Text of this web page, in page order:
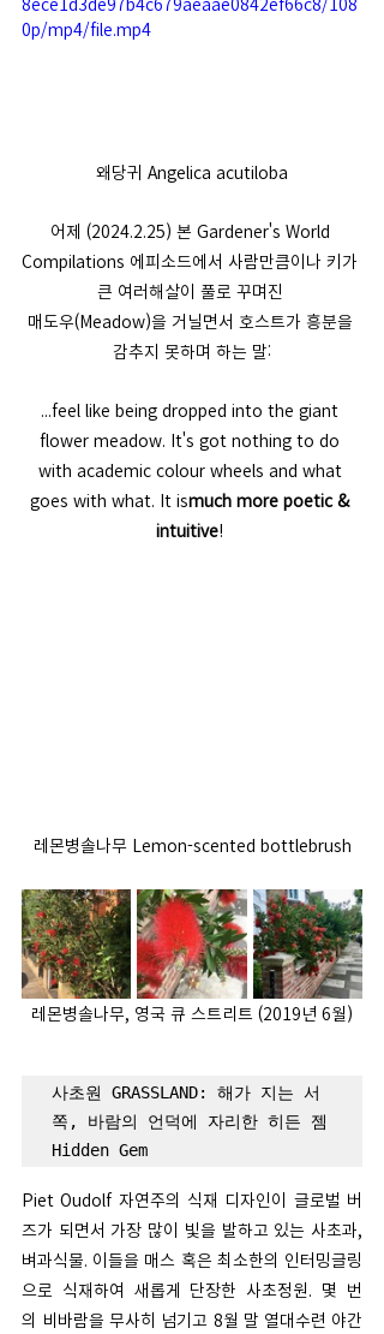
0p/mp4/file.mp4
왜당귀 Angelica acutiloba
어제 (2024.2.25) 본 Gardener's World
Compilations 에피소드에서 사람만큼이나 키가
큰 여러해살이 풀로 꾸며진
매도우(Meadow)을 거닐면서 호스트가 흥분을
감추지 못하며 하는 말:
...feel like being dropped into the giant
flower meadow. It's got nothing to do
with academic colour wheels and what
goes with what. It ismuch more poetic &
intuitive!
레몬병솔나무 Lemon-scented bottlebrush
레몬병솔나무, 영국 큐 스트리트 (2019년 6월)
사초원 GRASSLAND: 해가 지는 서
쪽, 바람의 언덕에 자리한 히든 젬
Hidden Gem
Piet Oudolf 자연주의 식재 디자인이 글로벌 버
즈가 되면서 가장 많이 빛을 발하고 있는 사초과,
벼과식물. 이들을 매스 혹은 최소한의 인터밍글링
으로 식재하여 새롭게 단장한 사초정원. 몇 번
의 비바람을 무사히 넘기고 8월 말 열대수련 야간